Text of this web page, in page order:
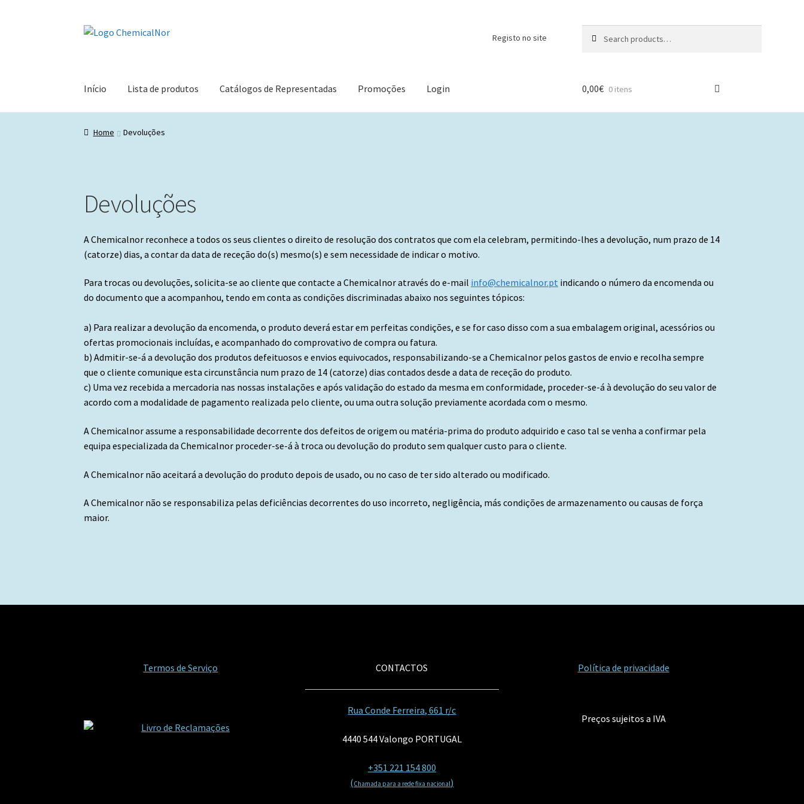
Ir
Saltar
Registo no site
for:
Início Lista de produtos Catálogos de Representadas Promoções Login 0,00€ 0 itens
Home Devoluções
Devoluções
A Chemicalnor reconhece a todos os seus clientes o direito de resolução dos contratos que com ela celebram, permitindo-lhes a devolução, num prazo de 14
(catorze) dias, a contar da data de receção do(s) mesmo(s) e sem necessidade de indicar o motivo.
Para trocas ou devoluções, solicita-se ao cliente que contacte a Chemicalnor através do e-mail info@chemicalnor.pt indicando o número da encomenda ou
do documento que a acompanhou, tendo em conta as condições discriminadas abaixo nos seguintes tópicos:
a) Para realizar a devolução da encomenda, o produto deverá estar em perfeitas condições, e se for caso disso com a sua embalagem original, acessórios ou
ofertas promocionais incluídas, e acompanhado do comprovativo de compra ou fatura.
b) Admitir-se-á a devolução dos produtos defeituosos e envios equivocados, responsabilizando-se a Chemicalnor pelos gastos de envio e recolha sempre
que o cliente comunique esta circunstância num prazo de 14 (catorze) dias contados desde a data de receção do produto.
c) Uma vez recebida a mercadoria nas nossas instalações e após validação do estado da mesma em conformidade, proceder-se-á à devolução do seu valor de
acordo com a modalidade de pagamento realizada pelo cliente, ou uma outra solução previamente acordada com o mesmo.
A Chemicalnor assume a responsabilidade decorrente dos defeitos de origem ou matéria-prima do produto adquirido e caso tal se venha a confirmar pela
equipa especializada da Chemicalnor proceder-se-á à troca ou devolução do produto sem qualquer custo para o cliente.
A Chemicalnor não aceitará a devolução do produto depois de usado, ou no caso de ter sido alterado ou modificado.
A Chemicalnor não se responsabiliza pelas deficiências decorrentes do uso incorreto, negligência, más condições de armazenamento ou causas de força
maior.
Termos de Serviço CONTACTOS
Rua Conde Ferreira, 661 r/c
4440 544 Valongo PORTUGAL
+351 221 154 800
(Chamada para a rede fixa nacional)
Política de privacidade
Preços sujeitos a IVA